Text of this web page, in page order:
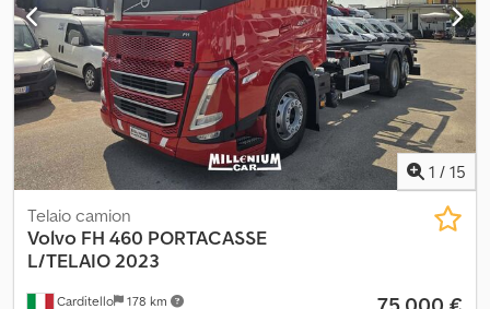
1 / 15
Carditello 178 km
Telaio camion
Volvo FH 460 PORTACASSE
L/TELAIO 2023